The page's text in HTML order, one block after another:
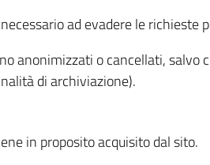
ad evadere le richieste
anonimizzati o cancellati,
di archiviazione).
in proposito acquisito dal sito.